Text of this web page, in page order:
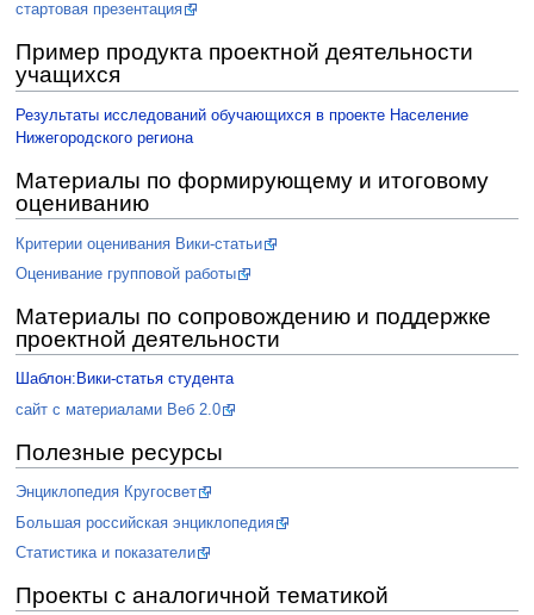
стартовая презентация
Пример продукта проектной деятельности
учащихся
Результаты исследований обучающихся в проекте Население
Нижегородского региона
Материалы по формирующему и итоговому
оцениванию
Критерии оценивания Вики-статьи
Оценивание групповой работы
Материалы по сопровождению и поддержке
проектной деятельности
Шаблон:Вики-статья студента
сайт с материалами Веб 2.0
Полезные ресурсы
Энциклопедия Кругосвет
Большая российская энциклопедия
Статистика и показатели
Проекты с аналогичной тематикой